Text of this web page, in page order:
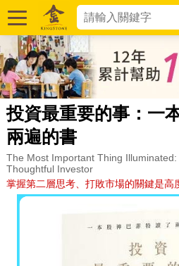
投資最重要的事：一
兩遍的書
The Most Important Thing
Thoughtful Investor
掌握第二層思考、打敗市場的關鍵是高